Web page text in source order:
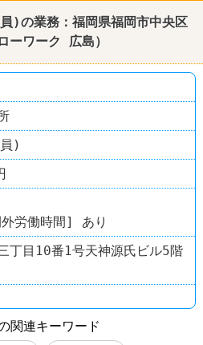
)の業務：福岡県福岡市中央区
ーワーク 広島）
)
労働時間] あり
丁目10番1号天神源氏ビル5階
関連キーワード